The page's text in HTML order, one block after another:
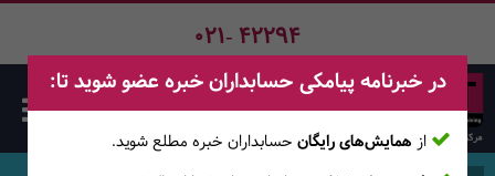
021- 42294
در خبرنامه پیامکی حسابداران خبره عضو شوید تا:
از همایش‌های رایگان حسابداران خبره مطلع ‎شوید.